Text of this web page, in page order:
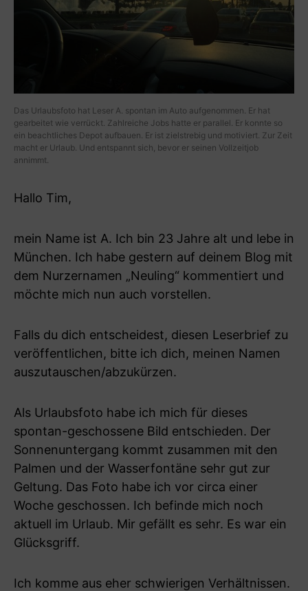
Das Urlaubsfoto hat Leser A. spontan im Auto aufgenommen. Er hat
gearbeitet wie verrückt. Zahlreiche Jobs hatte er parallel. Er konnte so
ein beachtliches Depot aufbauen. Er ist zielstrebig und motiviert. Zur Zeit
macht er Urlaub. Und entspannt sich, bevor er seinen Vollzeitjob
annimmt.
Hallo Tim,
mein Name ist A. Ich bin 23 Jahre alt und lebe in
München. Ich habe gestern auf deinem Blog mit
dem Nurzernamen „Neuling“ kommentiert und
möchte mich nun auch vorstellen.
Falls du dich entscheidest, diesen Leserbrief zu
veröffentlichen, bitte ich dich, meinen Namen
auszutauschen/abzukürzen.
Als Urlaubsfoto habe ich mich für dieses
spontan-geschossene Bild entschieden. Der
Sonnenuntergang kommt zusammen mit den
Palmen und der Wasserfontäne sehr gut zur
Geltung. Das Foto habe ich vor circa einer
Woche geschossen. Ich befinde mich noch
aktuell im Urlaub. Mir gefällt es sehr. Es war ein
Glücksgriff.
Ich komme aus eher schwierigen Verhältnissen.